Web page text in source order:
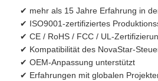
✔ mehr als 15 Jahre Erfahrung in
✔ ISO9001-zertifiziertes
✔ CE / RoHS / FCC / UL-
✔ Kompatibilität des NovaStar-
✔ OEM-Anpassung unterstützt
✔ Erfahrungen mit globalen